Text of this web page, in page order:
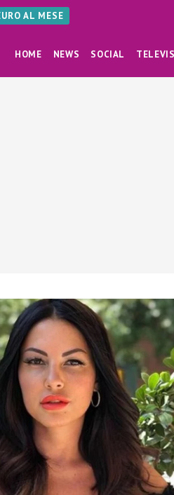
AL MESE
HOME NEWS SOCIAL